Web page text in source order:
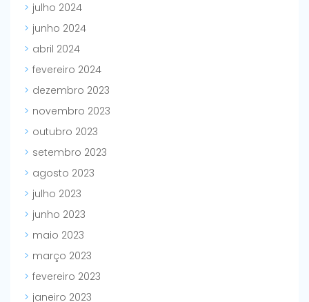
julho 2024
junho 2024
abril 2024
fevereiro 2024
dezembro 2023
novembro 2023
outubro 2023
setembro 2023
agosto 2023
julho 2023
junho 2023
maio 2023
março 2023
fevereiro 2023
janeiro 2023